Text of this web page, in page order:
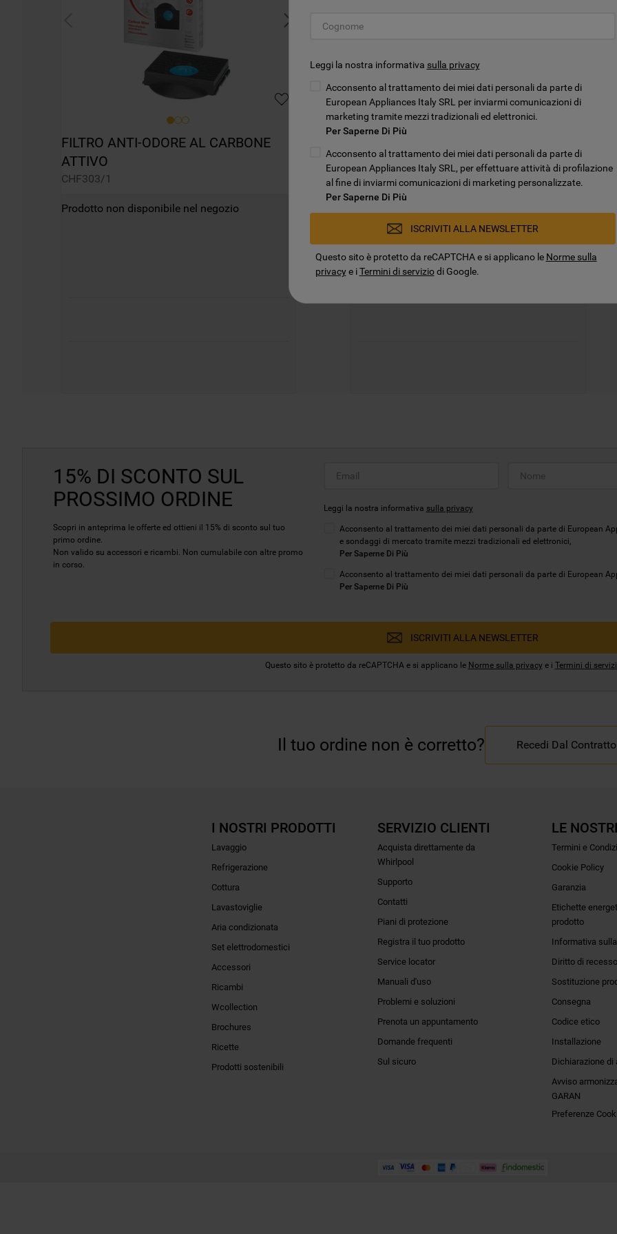
FILTRO ANTI-ODORE AL CARBONE
ATTIVO
CHF303/1
Prodotto non disponibile nel negozio
CHF150/1
15% DI SCONTO SUL
PROSSIMO ORDINE
Scopri in anteprima le offerte ed ottieni il 15% di sconto sul tuo
primo ordine.
Non valido su accessori e ricambi. Non cumulabile con altre promo
in corso.
Leggi la nostra informativa sulla privacy
Acconsento al trattamento dei miei dati personali da parte di European
e sondaggi di mercato tramite mezzi tradizionali ed elettronici,
Per Saperne Di Più
Acconsento al trattamento dei miei dati personali da parte di European
Per Saperne Di Più
ISCRIVITI ALLA NEWSLETTER
Questo sito è protetto da reCAPTCHA e si applicano le Norme sulla privacy e i Termini di
Il tuo ordine non è corretto? Recedi Dal Contratto
I NOSTRI PRODOTTI
Lavaggio
Refrigerazione
Cottura
Lavastoviglie
Aria condizionata
Set elettrodomestici
Accessori
Ricambi
Wcollection
Brochures
Ricette
Prodotti sostenibili
SERVIZIO CLIENTI
Acquista direttamente da
Whirlpool
Supporto
Contatti
Piani di protezione
Registra il tuo prodotto
Service locator
Manuali d'uso
Problemi e soluzioni
Prenota un appuntamento
Domande frequenti
Sul sicuro
LE
Termini e
Cookie Policy
Garanzia
Etichette
prodotto
Informativa
Diritto di recesso
Sostituzione
Consegna
Codice etico
Installazione
Dichiarazione
Avviso
GARAN
Preferenze
Leggi la nostra informativa sulla privacy
Acconsento al trattamento dei miei dati personali da parte di
European Appliances Italy SRL per inviarmi comunicazioni di
marketing tramite mezzi tradizionali ed elettronici.
Per Saperne Di Più
Acconsento al trattamento dei miei dati personali da parte di
European Appliances Italy SRL, per effettuare attività di profilazione
al fine di inviarmi comunicazioni di marketing personalizzate.
Per Saperne Di Più
ISCRIVITI ALLA NEWSLETTER
Questo sito è protetto da reCAPTCHA e si applicano le Norme sulla
privacye iTermini di serviziodi Google.